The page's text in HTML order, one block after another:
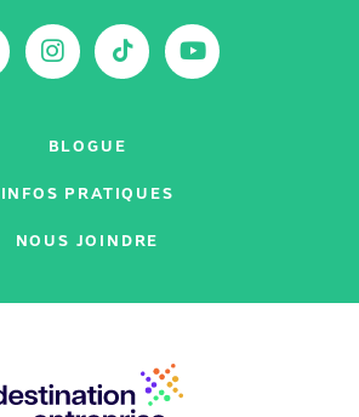
Instagram
TikTok
BLOGUE
INFOS PRATIQUES
NOUS JOINDRE
partenaires